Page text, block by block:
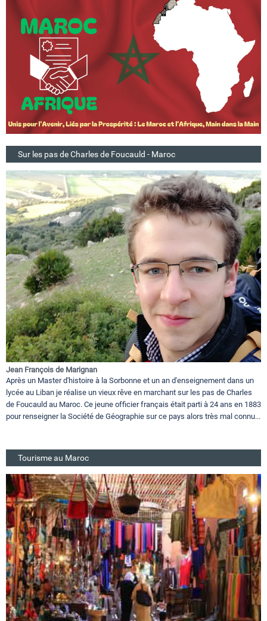
Sur les pas de Charles de Foucauld - Maroc
Jean François de Marignan
Après un Master d'histoire à la Sorbonne et un an d'enseignement dans un
lycée au Liban je réalise un vieux rêve en marchant sur les pas de Charles
de Foucauld au Maroc. Ce jeune officier français était parti à 24 ans en 1883
pour renseigner la Société de Géographie sur ce pays alors très mal connu...
Tourisme au Maroc